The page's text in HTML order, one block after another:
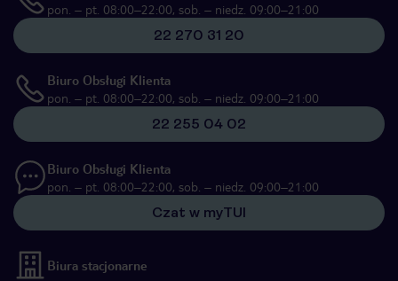
pon. – pt. 08:00–22:00, sob. – niedz. 09:00–21:00
22 270 31 20
Biuro Obsługi Klienta
pon. – pt. 08:00–22:00, sob. – niedz. 09:00–21:00
22 255 04 02
Biuro Obsługi Klienta
pon. – pt. 08:00–22:00, sob. – niedz. 09:00–21:00
Czat w myTUI
Biura stacjonarne